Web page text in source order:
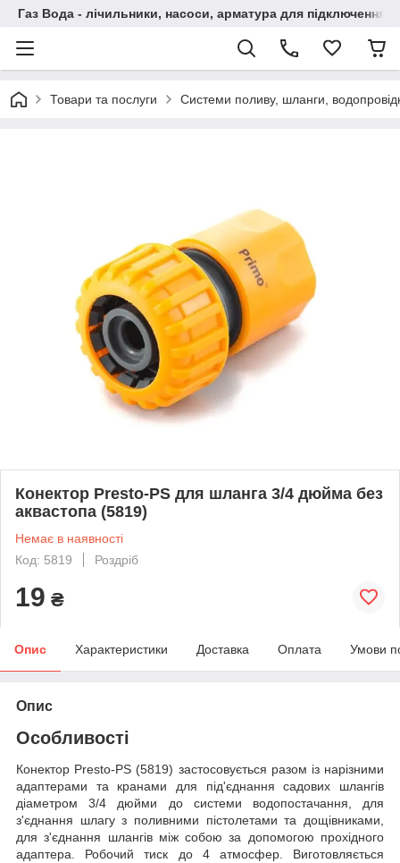
Газ Вода - лічильники, насоси, арматура для підключення,
Товари та послуги Системи поливу, шланги,
Конектор Presto-PS для шланга 3/4 дюйма без
аквастопа (5819)
Немає в наявності
Код: 5819
Роздріб
19 ₴
Опис Характеристики Доставка Оплата Умови
Опис
Особливості
Конектор Presto-PS (5819) застосовується разом із нарізними
адаптерами та кранами для під'єднання садових шлангів
діаметром 3/4 дюйми до системи водопостачання, для
з'єднання шлагу з поливними пістолетами та дощівниками,
для з'єднання шлангів між собою за допомогою прохідного
адаптера. Робочий тиск до 4 атмосфер. Виготовляється